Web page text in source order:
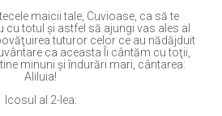
maicii tale, Cuvioase, ca să te
cu totul şi astfel să ajungi vas ales al
tuturor celor ce au nădăjduit
ca aceasta Îi cântăm cu toţii,
minuni şi îndurări mari, cântarea:
Aliluia!
Icosul al 2-lea: